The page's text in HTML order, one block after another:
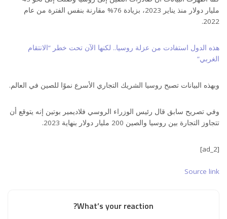
مليار دولار منذ يناير 2023، بزيادة 76% مقارنة بنفس الفترة من عام
2022.
هذه الدول استفادت من عزلة روسيا.. لكنها الآن تحت خطر “الانتقام
الغربي”
وبهذه البيانات تصبح روسيا الشريك التجاري الأسرع نموًا للصين في العالم.
وفي تصريح سابق قال رئيس الوزراء الروسي فلاديمير بوتين إنه يتوقع أن
تتجاوز التجارة بين روسيا والصين 200 مليار دولار بنهاية 2023.
[ad_2]
Source link
What’s your reaction?